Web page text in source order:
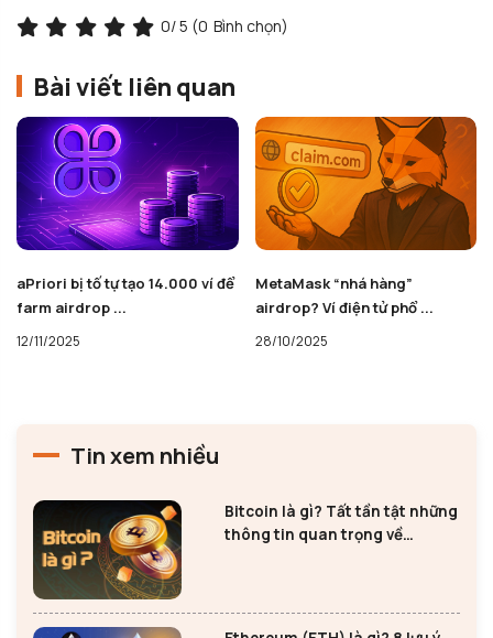
0/ 5 (0 Bình chọn)
Bài viết liên quan
aPriori bị tố tự tạo 14.000 ví để
farm airdrop ...
12/11/2025
MetaMask “nhá hàng”
airdrop? Ví điện tử phổ ...
28/10/2025
Tin xem nhiều
Bitcoin là gì? Tất tần tật những
thông tin quan trọng về